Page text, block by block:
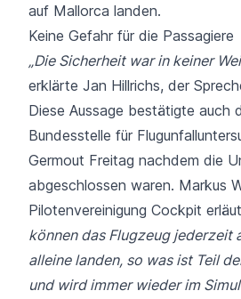
auf Mallorca landen.
Keine Gefahr für die Passagiere
„Die Sicherheit war in keiner
erklärte Jan Hillrichs, der
Diese Aussage bestätigte auch
Bundesstelle für
Germout Freitag nachdem die
abgeschlossen waren. Markus
Pilotenvereinigung Cockpit
können das Flugzeug jederzeit
alleine landen, so was ist Teil
und wird immer wieder im